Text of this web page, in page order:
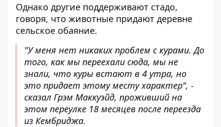
Однако другие поддерживают стадо,
говоря, что животные придают деревне
сельское обаяние.
"У меня нет никаких проблем с курами. До
того, как мы переехали сюда, мы не
знали, что куры встают в 4 утра, но
это придает этому месту характер", -
сказал Грэм Маккуэйд, проживший на
этом переулке 18 месяцев после переезда
из Кембриджа.